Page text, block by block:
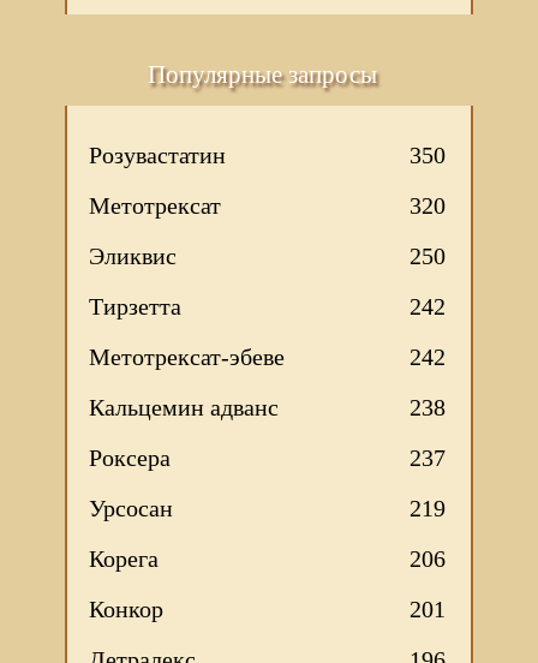
Популярные запросы
Розувастатин
350
Метотрексат
320
Эликвис
250
Тирзетта
242
Метотрексат-эбеве
242
Кальцемин адванс
238
Роксера
237
Урсосан
219
Корега
206
Конкор
201